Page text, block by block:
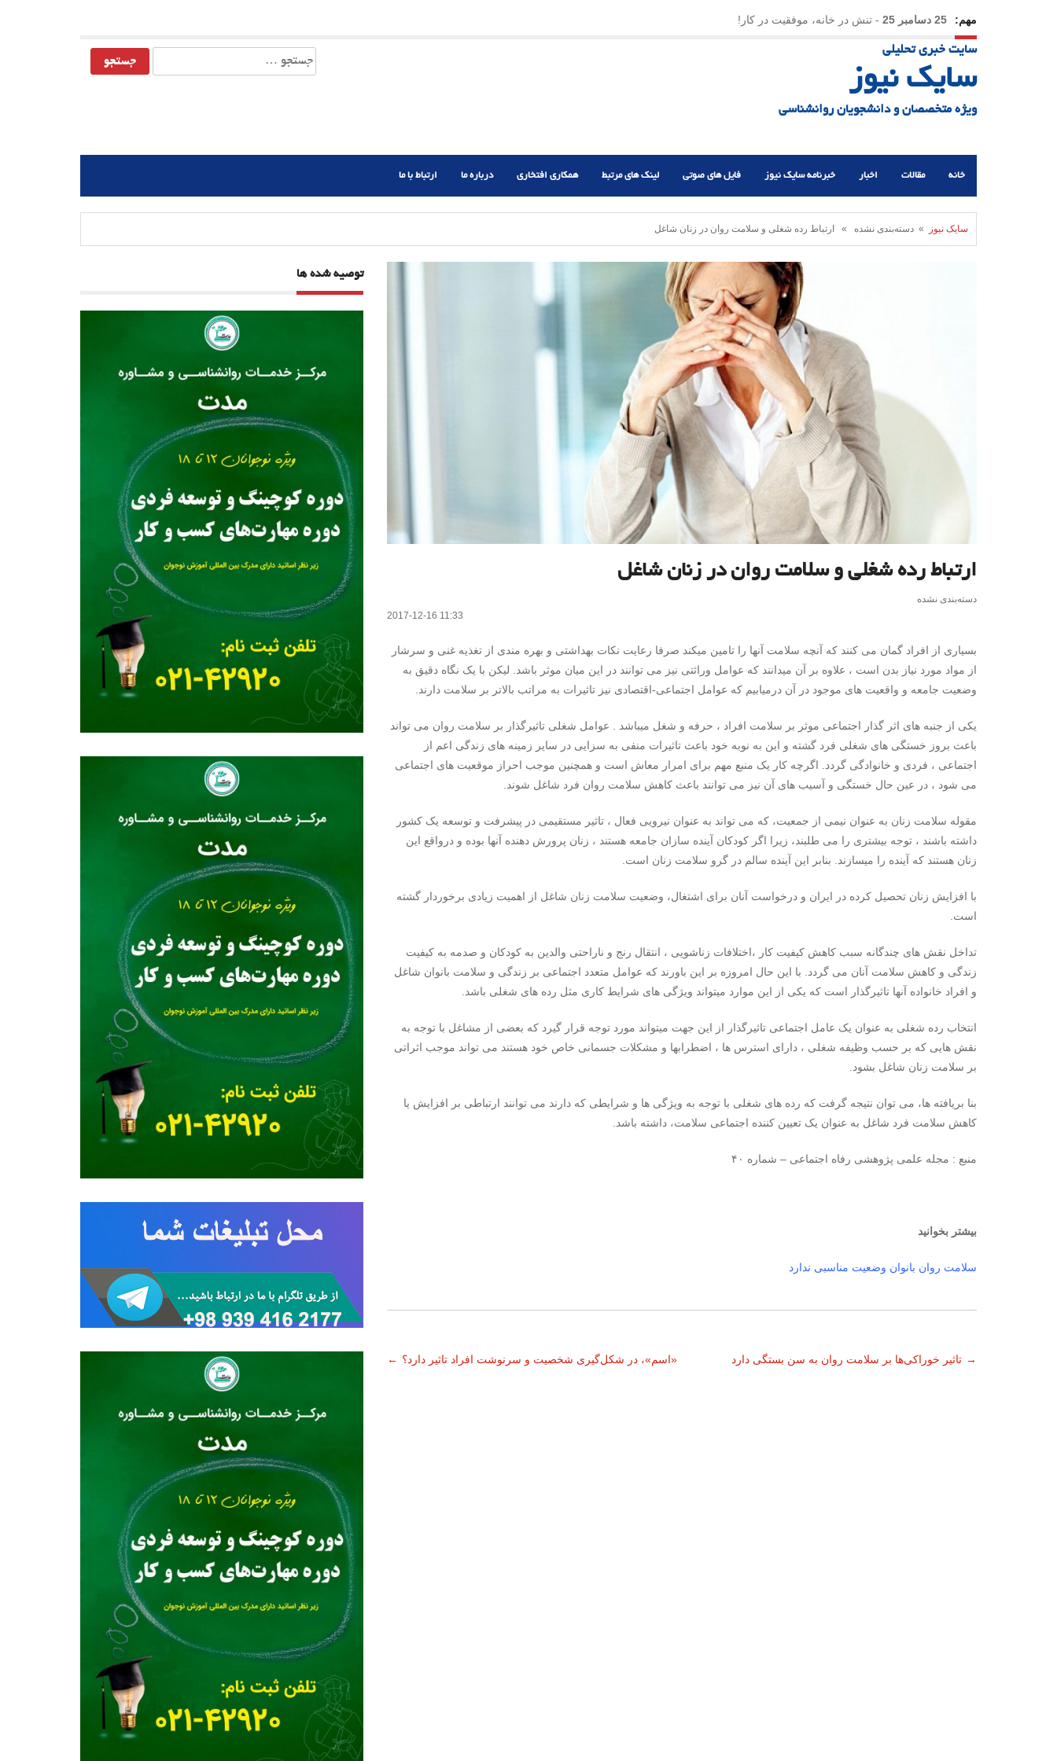
مهم: 25 دسامبر 25 - تنش در خانه، موفقیت در کار!
23 دسامبر 25
سایت خبری تحلیلی
سایک نیوز
ویژه متخصصان و دانشجویان روانشناسی
جستجو
برای:
خانه مقالات اخبار خبرنامه سایک نیوز فایل های صوتی لینک های مرتبط همکاری افتخاری درباره ما ارتباط با ما
سایک نیوز » دسته‌بندی نشده » ارتباط رده شغلی و سلامت روان در زنان شاغل
ارتباط رده شغلی و سلامت روان در زنان شاغل
دسته‌بندی نشده
2017-12-16 11:33
بسیاری از افراد گمان می کنند که آنچه سلامت آنها را تامین میکند صرفا رعایت نکات بهداشتی و بهره مندی از تغذیه غنی و سرشار
از مواد مورد نیاز بدن است ، علاوه بر آن میدانند که عوامل وراثتی نیز می توانند در این میان موثر باشد. لیکن با یک نگاه دقیق به
وضعیت جامعه و واقعیت های موجود در آن درمیابیم که عوامل اجتماعی-اقتصادی نیز تاثیرات به مراتب بالاتر بر سلامت دارند.
یکی از جنبه های اثر گذار اجتماعی موثر بر سلامت افراد ، حرفه و شغل میباشد . عوامل شغلی تاثیرگذار بر سلامت روان می تواند
باعث بروز خستگی های شغلی فرد گشته و این به نوبه خود باعث تاثیرات منفی به سزایی در سایر زمینه های زندگی اعم از
اجتماعی ، فردی و خانوادگی گردد. اگرچه کار یک منبع مهم برای امرار معاش است و همچنین موجب احراز موقعیت های اجتماعی
می شود ، در عین حال خستگی و آسیب های آن نیز می توانند باعث کاهش سلامت روان فرد شاغل شوند.
مقوله سلامت زنان به عنوان نیمی از جمعیت، که می تواند به عنوان نیرویی فعال ، تاثیر مستقیمی در پیشرفت و توسعه یک کشور
داشته باشند ، توجه بیشتری را می طلبند، زیرا اگر کودکان آینده سازان جامعه هستند ، زنان پرورش دهنده آنها بوده و درواقع این
زنان هستند که آینده را میسازند. بنابر این آینده سالم در گرو سلامت زنان است.
با افزایش زنان تحصیل کرده در ایران و درخواست آنان برای اشتغال، وضعیت سلامت زنان شاغل از اهمیت زیادی برخوردار گشته
است.
تداخل نقش های چندگانه سبب کاهش کیفیت کار ،اختلافات زناشویی ، انتقال رنج و ناراحتی والدین به کودکان و صدمه به کیفیت
زندگی و کاهش سلامت آنان می گردد. با این حال امروزه بر این باورند که عوامل متعدد اجتماعی بر زندگی و سلامت بانوان شاغل
و افراد خانواده آنها تاثیرگذار است که یکی از این موارد میتواند ویژگی های شرایط کاری مثل رده های شغلی باشد.
انتخاب رده شغلی به عنوان یک عامل اجتماعی تاثیرگذار از این جهت میتواند مورد توجه قرار گیرد که بعضی از مشاغل با توجه به
نقش هایی که بر حسب وظیفه شغلی ، دارای استرس ها ، اضطرابها و مشکلات جسمانی خاص خود هستند می تواند موجب اثراتی
بر سلامت زنان شاغل بشود.
بنا بریافته ها، می توان نتیجه گرفت که رده های شغلی با توجه به ویژگی ها و شرایطی که دارند می توانند ارتباطی بر افزایش یا
کاهش سلامت فرد شاغل به عنوان یک تعیین کننده اجتماعی سلامت، داشته باشد.
منبع : مجله علمی پژوهشی رفاه اجتماعی – شماره ۴۰
بیشتر بخوانید
سلامت روان بانوان وضعیت مناسبی ندارد
ناوبری
← «اسم»، در شکل‌گیری شخصیت و سرنوشت افراد تاثیر دارد؟ تاثیر خوراکی‌ها بر سلامت روان به سن بستگی دارد →
توصیه شده ها